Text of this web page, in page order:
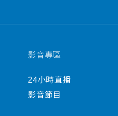
影音專區
24小時直播
影音節目